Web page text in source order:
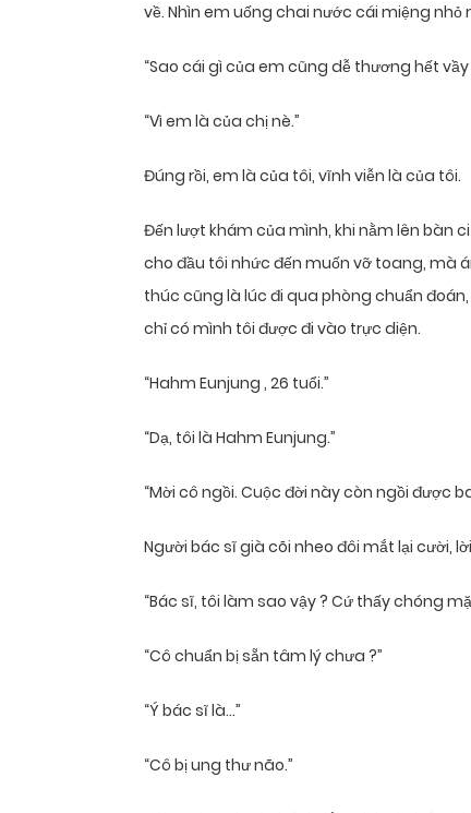
về. Nhìn em uống chai nước cái miệng
“Sao cái gì của em cũng dễ thương hết vầy
“Vì em là của chị nè.”
Đúng rồi, em là của tôi, vĩnh viễn là của tôi.
Đến lượt khám của mình, khi nằm lên bàn
cho đầu tôi nhức đến muốn vỡ toang, mà
thúc cũng là lúc đi qua phòng chuẩn
chỉ có mình tôi được đi vào trực diện.
“Hahm Eunjung , 26 tuổi.”
“Dạ, tôi là Hahm Eunjung.”
“Mời cô ngồi. Cuộc đời này còn ngồi được
Người bác sĩ già cõi nheo đôi mắt lại cười,
“Bác sĩ, tôi làm sao vậy ? Cứ thấy chóng
“Cô chuẩn bị sẵn tâm lý chưa ?”
“Ý bác sĩ là…”
“Cô bị ung thư não.”